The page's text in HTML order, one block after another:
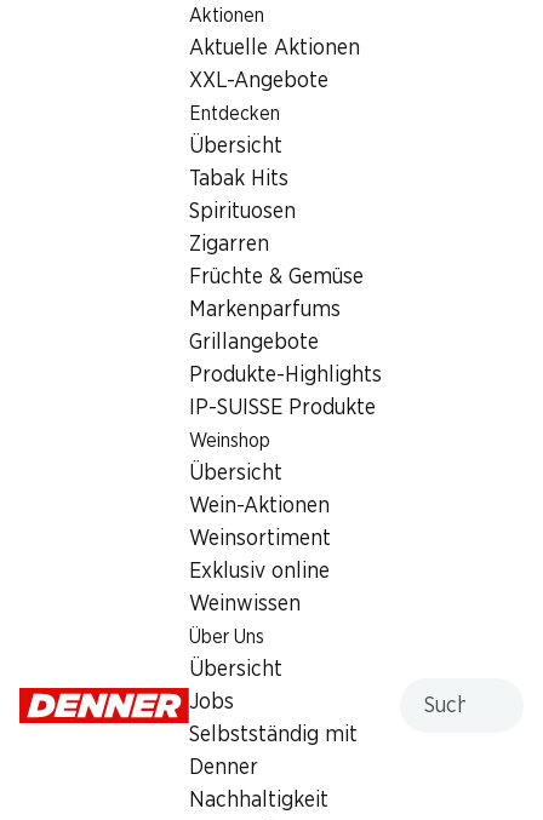
Aktionen
Aktuelle Aktionen
XXL-Angebote
Entdecken
Übersicht
Tabak Hits
Spirituosen
Zigarren
Früchte & Gemüse
Markenparfums
Grillangebote
Produkte-Highlights
IP-SUISSE Produkte
Weinshop
Übersicht
Wein-Aktionen
Weinsortiment
Exklusiv online
Weinwissen
Über Uns
Übersicht
Jobs
Selbstständig mit
Denner
Nachhaltigkeit
Filialsuche
Denner Filiale Marktgasse 12, 5304 Endingen
5304 Endingen
Marktgasse 12, 5304 Endingen
Öffnungszeiten
Dienstag 06:30 - 18:30